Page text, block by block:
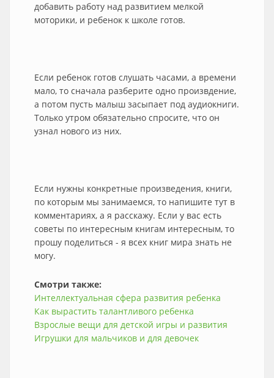
добавить работу над развитием мелкой
моторики, и ребенок к школе готов.
Если ребенок готов слушать часами, а времени
мало, то сначала разберите одно произвдение,
а потом пусть малыш засыпает под аудиокниги.
Только утром обязательно спросите, что он
узнал нового из них.
Если нужны конкретные произведения, книги,
по которым мы занимаемся, то напишите тут в
комментариях, а я расскажу. Если у вас есть
советы по интересным книгам интересным, то
прошу поделиться - я всех книг мира знать не
могу.
Смотри также:
Интеллектуальная сфера развития ребенка
Как вырастить талантливого ребенка
Взрослые вещи для детской игры и развития
Игрушки для мальчиков и для девочек